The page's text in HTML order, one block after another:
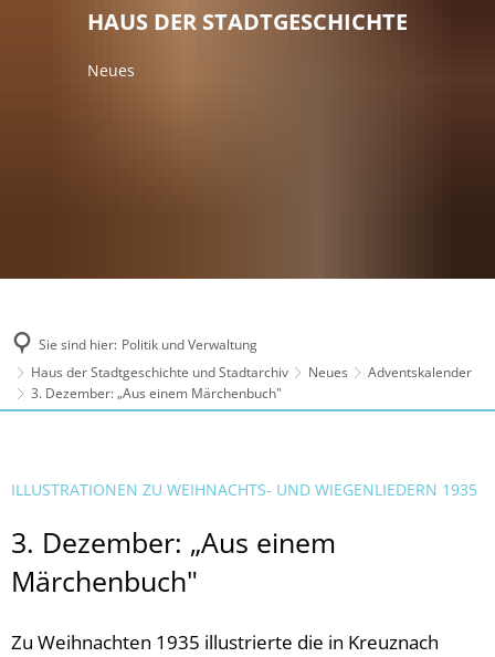
HAUS DER STADTGESCHICHTE
Neues
Sie sind hier: Politik und Verwaltung
Haus der Stadtgeschichte und Stadtarchiv
Neues
Adventskalender
3. Dezember: „Aus einem Märchenbuch"
ILLUSTRATIONEN ZU WEIHNACHTS- UND WIEGENLIEDERN 1935
3. Dezember: „Aus einem
Märchenbuch"
Zu Weihnachten 1935 illustrierte die in Kreuznach